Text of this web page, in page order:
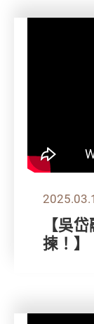
【吳
揀！】